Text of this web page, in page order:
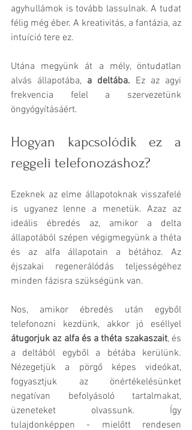
agyhullámok is tovább lassulnak. A tudat
félig még éber. A kreativitás, a fantázia, az
intuíció tere ez.
Utána megyünk át a mély, öntudatlan
alvás állapotába, a deltába. Ez az agyi
frekvencia felel a szervezetünk
öngyógyításáért.
Hogyan kapcsolódik ez a
reggeli telefonozáshoz?
Ezeknek az elme állapotoknak visszafelé
is ugyanez lenne a menetük. Azaz az
ideális ébredés az, amikor a delta
állapotából szépen végigmegyünk a théta
és az alfa állapotain a bétához. Az
éjszakai regenerálódás teljességéhez
minden fázisra szükségünk van.
Nos, amikor ébredés után egyből
átugorjuk az alfa és a théta szakaszait, és
a deltából egyből a bétába kerülünk.
Nézegetjük a pörgő képes videókat,
fogyasztjuk az önértékelésünket
negatívan befolyásoló tartalmakat,
üzeneteket olvassunk. Így
tulajdonképpen - mielőtt rendesen